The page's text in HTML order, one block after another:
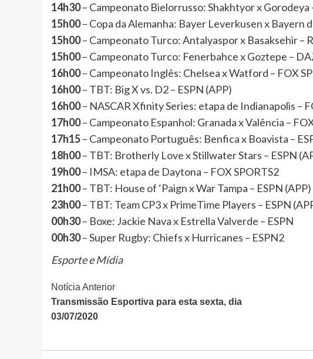
14h30– Campeonato Bielorrusso: Shakhtyor x Gorodeya
15h00– Copa da Alemanha: Bayer Leverkusen x Bayern
15h00– Campeonato Turco: Antalyaspor x Basaksehir –
15h00– Campeonato Turco: Fenerbahce x Goztepe –
16h00– Campeonato Inglês: Chelsea x Watford – FOX
16h00– TBT: Big X vs. D2 – ESPN (APP)
16h00– NASCAR Xfinity Series: etapa de Indianapolis –
17h00– Campeonato Espanhol: Granada x Valência –
17h15– Campeonato Português: Benfica x Boavista –
18h00– TBT: Brotherly Love x Stillwater Stars – ESPN
19h00– IMSA: etapa de Daytona – FOX SPORTS2
21h00– TBT: House of ‘Paign x War Tampa – ESPN (APP)
23h00– TBT: Team CP3 x PrimeTime Players – ESPN
00h30– Boxe: Jackie Nava x Estrella Valverde – ESPN
00h30– Super Rugby: Chiefs x Hurricanes – ESPN2
Esporte e Mídia
Continue
Lendo
Notícia Anterior
Transmissão Esportiva para esta sexta, dia
03/07/2020